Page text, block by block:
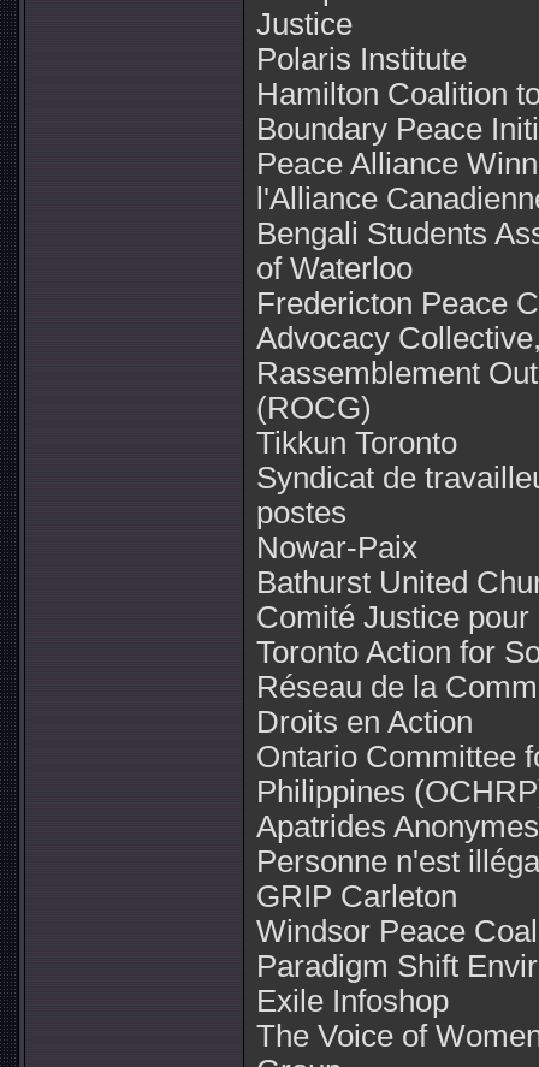
Justice
Polaris Institute
Hamilton Coalition
Boundary Peace
Peace Alliance
l'Alliance
Bengali Students
of Waterloo
Fredericton Peace
Advocacy
Rassemblement
(ROCG)
Tikkun Toronto
Syndicat de
postes
Nowar-Paix
Bathurst United
Comité Justice
Toronto Action for
Réseau de la
Droits en Action
Ontario Committee
Philippines
Apatrides Anonymes
Personne n'est
GRIP Carleton
Windsor Peace
Paradigm Shift
Exile Infoshop
The Voice of